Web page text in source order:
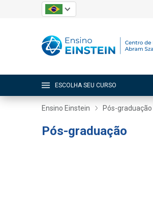
ESCOLHA SEU CURSO
Ensino Einstein Pós-graduação
Pós-graduação